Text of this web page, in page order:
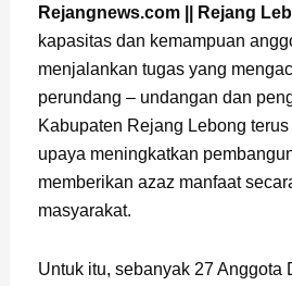
Rejangnews.com || Rejang
kapasitas dan kemampuan
menjalankan tugas yang
perundang – undangan dan
Kabupaten Rejang Lebong
upaya meningkatkan
memberikan azaz manfaat
masyarakat.
Untuk itu, sebanyak 27 Anggota
Page
, Page